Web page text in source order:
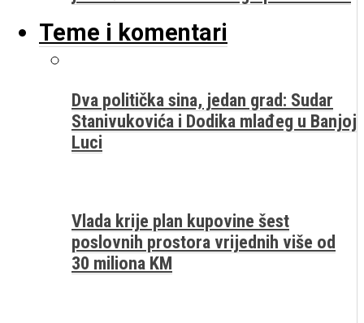
Teme i komentari
Dva politička sina, jedan grad: Sudar
Stanivukovića i Dodika mlađeg u Banjoj
Luci
Vlada krije plan kupovine šest
poslovnih prostora vrijednih više od
30 miliona KM